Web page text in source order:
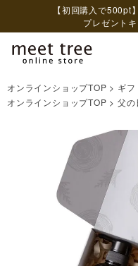
【初回購入で500pt
プレゼント
オンラインショップTOP ギフ
オンラインショップTOP
父の